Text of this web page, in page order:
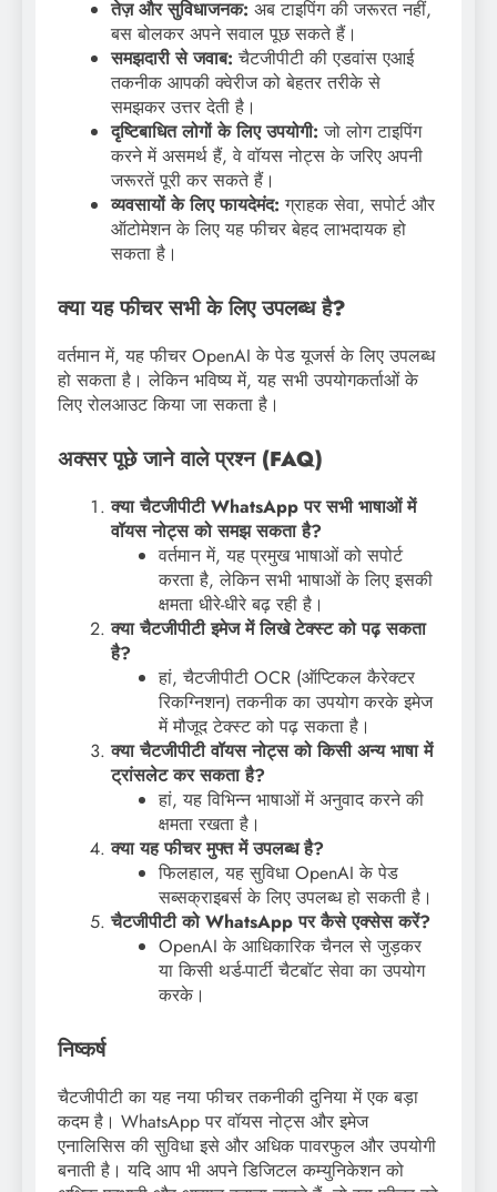
तेज़ और सुविधाजनक: अब टाइपिंग की जरूरत नहीं,
बस बोलकर अपने सवाल पूछ सकते हैं।
समझदारी से जवाब: चैटजीपीटी की एडवांस एआई
तकनीक आपकी क्वेरीज को बेहतर तरीके से
समझकर उत्तर देती है।
दृष्टिबाधित लोगों के लिए उपयोगी: जो लोग टाइपिंग
करने में असमर्थ हैं, वे वॉयस नोट्स के जरिए अपनी
जरूरतें पूरी कर सकते हैं।
व्यवसायों के लिए फायदेमंद: ग्राहक सेवा, सपोर्ट और
ऑटोमेशन के लिए यह फीचर बेहद लाभदायक हो
सकता है।
क्या यह फीचर सभी के लिए उपलब्ध है?
वर्तमान में, यह फीचर OpenAI के पेड यूजर्स के लिए उपलब्ध
हो सकता है। लेकिन भविष्य में, यह सभी उपयोगकर्ताओं के
लिए रोलआउट किया जा सकता है।
अक्सर पूछे जाने वाले प्रश्न (FAQ)
क्या चैटजीपीटी WhatsApp पर सभी भाषाओं में
वॉयस नोट्स को समझ सकता है?
वर्तमान में, यह प्रमुख भाषाओं को सपोर्ट
करता है, लेकिन सभी भाषाओं के लिए इसकी
क्षमता धीरे-धीरे बढ़ रही है।
क्या चैटजीपीटी इमेज में लिखे टेक्स्ट को पढ़ सकता
है?
हां, चैटजीपीटी OCR (ऑप्टिकल कैरेक्टर
रिकग्निशन) तकनीक का उपयोग करके इमेज
में मौजूद टेक्स्ट को पढ़ सकता है।
क्या चैटजीपीटी वॉयस नोट्स को किसी अन्य भाषा में
ट्रांसलेट कर सकता है?
हां, यह विभिन्न भाषाओं में अनुवाद करने की
क्षमता रखता है।
क्या यह फीचर मुफ्त में उपलब्ध है?
फिलहाल, यह सुविधा OpenAI के पेड
सब्सक्राइबर्स के लिए उपलब्ध हो सकती है।
चैटजीपीटी को WhatsApp पर कैसे एक्सेस करें?
OpenAI के आधिकारिक चैनल से जुड़कर
या किसी थर्ड-पार्टी चैटबॉट सेवा का उपयोग
करके।
निष्कर्ष
चैटजीपीटी का यह नया फीचर तकनीकी दुनिया में एक बड़ा
कदम है। WhatsApp पर वॉयस नोट्स और इमेज
एनालिसिस की सुविधा इसे और अधिक पावरफुल और उपयोगी
बनाती है। यदि आप भी अपने डिजिटल कम्युनिकेशन को